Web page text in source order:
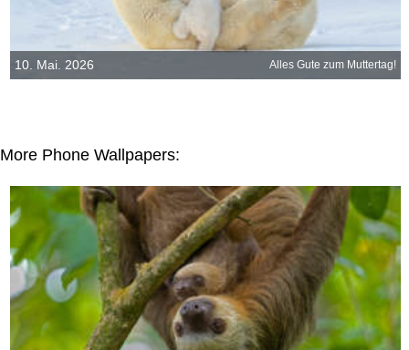
10. Mai. 2026 Alles Gute zum Muttertag!
More Phone Wallpapers: